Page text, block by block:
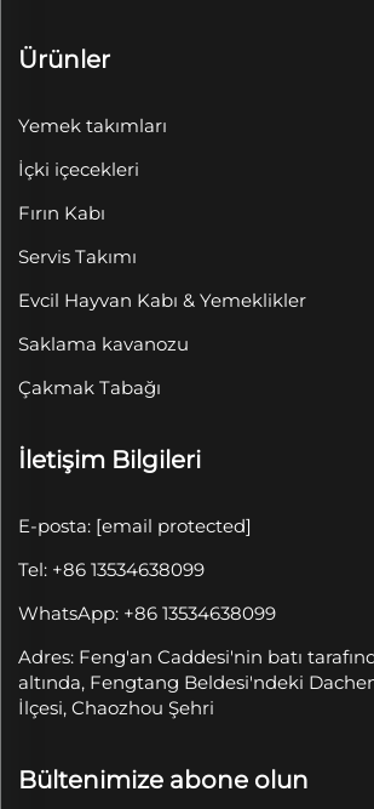
Ürünler
Yemek takımları
İçki içecekleri
Fırın Kabı
Servis Takımı
Evcil Hayvan Kabı & Yemeklikler
Saklama kavanozu
Çakmak Tabağı
İletişim Bilgileri
E-posta: [email protected]
Tel: +86 13534638099
WhatsApp: +86 13534638099
Adres: Feng'an Caddesi'nin batı
altında, Fengtang Beldesi'ndeki
İlçesi, Chaozhou Şehri
Bültenimize abone olun